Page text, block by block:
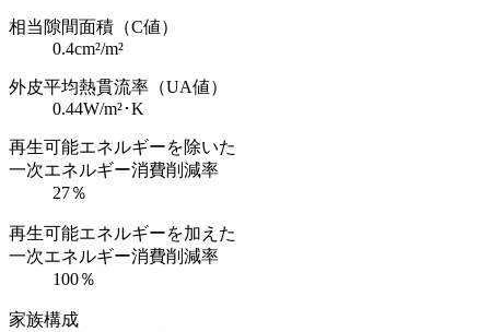
相当隙間面積（C値）
0.4cm²/m²
外皮平均熱貫流率（UA値）
0.44W/m²･K
再生可能エネルギーを除いた
一次エネルギー消費削減率
27％
再生可能エネルギーを加えた
一次エネルギー消費削減率
100％
家族構成